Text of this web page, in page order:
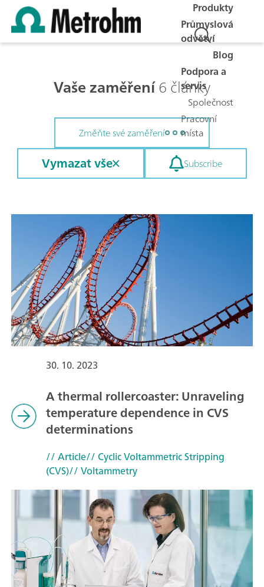
Produkty
Průmyslová
odvětví
Blog
Podpora a
servis
Společnost
Pracovní
místa
Vaše zaměření6 články
Změňte své zaměření
Vymazat vše Subscribe
30. 10. 2023
A thermal rollercoaster: Unraveling
temperature dependence in CVS
determinations
// Article// Cyclic Voltammetric Stripping
(CVS)// Voltammetry